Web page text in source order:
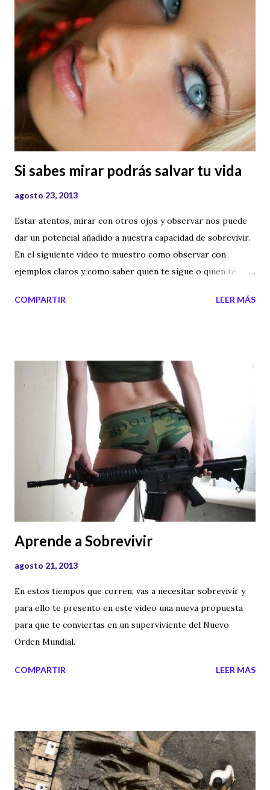
Si sabes mirar podrás salvar tu vida
agosto 23, 2013
Estar atentos, mirar con otros ojos y observar nos puede
dar un potencial añadido a nuestra capacidad de sobrevivir.
En el siguiente video te muestro como observar con
ejemplos claros y como saber quien te sigue o quien te
COMPARTIR LEER MÁS
Aprende a Sobrevivir
agosto 21, 2013
En estos tiempos que corren, vas a necesitar sobrevivir y
para ello te presento en este video una nueva propuesta
para que te conviertas en un superviviente del Nuevo
Orden Mundial.
COMPARTIR LEER MÁS